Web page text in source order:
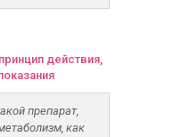
действия,
препарат,
как